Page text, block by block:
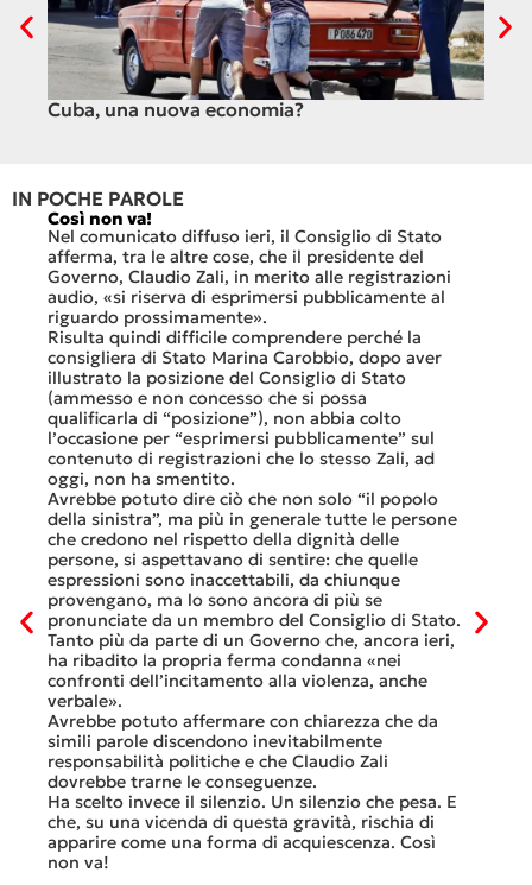
Cuba, una nuova economia?
IN POCHE PAROLE
Così non va!
Nel comunicato diffuso ieri, il Consiglio di Stato
afferma, tra le altre cose, che il presidente del
Governo, Claudio Zali, in merito alle registrazioni
audio, «si riserva di esprimersi pubblicamente al
riguardo prossimamente».
Risulta quindi difficile comprendere perché la
consigliera di Stato Marina Carobbio, dopo aver
illustrato la posizione del Consiglio di Stato
(ammesso e non concesso che si possa
qualificarla di “posizione”), non abbia colto
l’occasione per “esprimersi pubblicamente” sul
contenuto di registrazioni che lo stesso Zali, ad
oggi, non ha smentito.
Avrebbe potuto dire ciò che non solo “il popolo
della sinistra”, ma più in generale tutte le persone
che credono nel rispetto della dignità delle
persone, si aspettavano di sentire: che quelle
espressioni sono inaccettabili, da chiunque
provengano, ma lo sono ancora di più se
pronunciate da un membro del Consiglio di Stato.
Tanto più da parte di un Governo che, ancora ieri,
ha ribadito la propria ferma condanna «nei
confronti dell’incitamento alla violenza, anche
verbale».
Avrebbe potuto affermare con chiarezza che da
simili parole discendono inevitabilmente
responsabilità politiche e che Claudio Zali
dovrebbe trarne le conseguenze.
Ha scelto invece il silenzio. Un silenzio che pesa. E
che, su una vicenda di questa gravità, rischia di
apparire come una forma di acquiescenza. Così
non va!
al mese.